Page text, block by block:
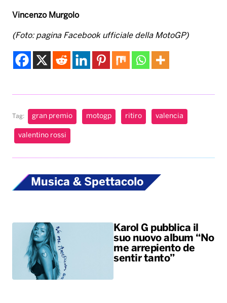
Vincenzo Murgolo
(Foto: pagina Facebook ufficiale della MotoGP)
Tag: gran premio motogp ritiro valencia
valentino rossi
Musica & Spettacolo
Karol G pubblica il
suo nuovo album “No
me arrepiento de
sentir tanto”